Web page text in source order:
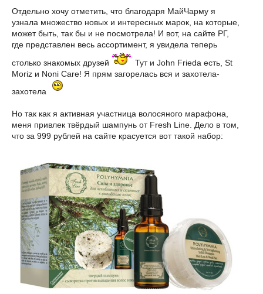
Отдельно хочу отметить, что благодаря МайЧарму я
узнала множество новых и интересных марок, на которые,
может быть, так бы и не посмотрела! И вот, на сайте РГ,
где представлен весь ассортимент, я увидела теперь
столько знакомых друзей
Тут и John Frieda есть, St
Moriz и Noni Care! Я прям загорелась вся и захотела-
захотела
Но так как я активная участница волосяного марафона,
меня привлек твёрдый шампунь от Fresh Line. Дело в том,
что за 999 рублей на сайте красуется вот такой набор: